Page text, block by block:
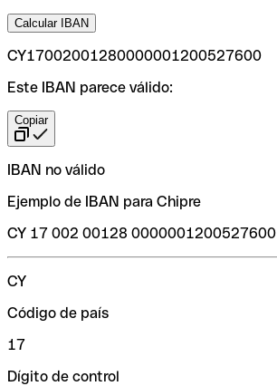
Calcular IBAN
CY17002001280000001200527600
Este IBAN parece válido:
Copiar
IBAN no válido
Ejemplo de IBAN para Chipre
CY 17 002 00128 0000001200527600
CY
Código de país
17
Dígito de control